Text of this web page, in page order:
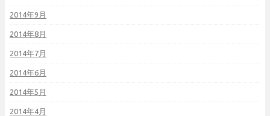
2014年9月
2014年8月
2014年7月
2014年6月
2014年5月
2014年4月